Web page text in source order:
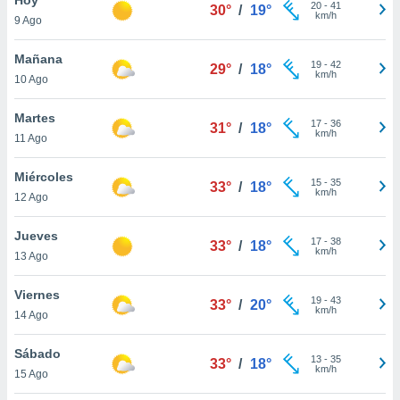
en
más
nuestra
de
cookies
aceptar
9 Ago
30° / 19° 20- 41
km/h
Mañana
10 Ago
29° / 18° 19- 42
km/h
Martes
11 Ago
31° / 18° 17- 36
km/h
Miércoles
12 Ago
33° / 18° 15- 35
km/h
Jueves
13 Ago
33° / 18° 17- 38
km/h
Viernes
14 Ago
33° / 20° 19- 43
km/h
Sábado
15 Ago
33° / 18° 13- 35
km/h